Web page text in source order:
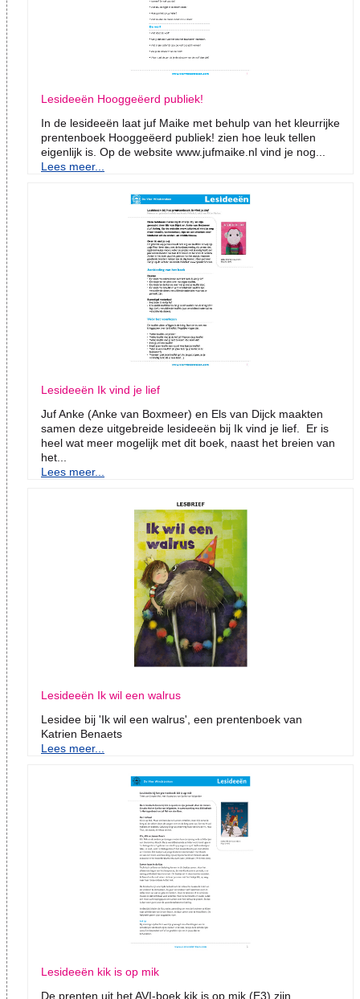
Lesideeën Hooggeëerd publiek!
In de lesideeën laat juf Maike met behulp van het kleurrijke
prentenboek Hooggeëerd publiek! zien hoe leuk tellen
eigenlijk is. Op de website www.jufmaike.nl vind je nog...
Lees meer...
Lesideeën Ik vind je lief
Juf Anke (Anke van Boxmeer) en Els van Dijck maakten
samen deze uitgebreide lesideeën bij Ik vind je lief. Er is
heel wat meer mogelijk met dit boek, naast het breien van
het...
Lees meer...
Lesideeën Ik wil een walrus
Lesidee bij 'Ik wil een walrus', een prentenboek van
Katrien Benaets
Lees meer...
Lesideeën kik is op mik
De prenten uit het AVI-boek kik is op mik (E3) zijn